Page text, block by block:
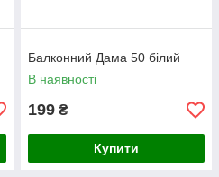
Балконний Дама 50 білий
В наявності
199 ₴
Купити